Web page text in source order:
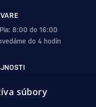
8:00 do 16:00
do 4 hodín
obchode
súbory